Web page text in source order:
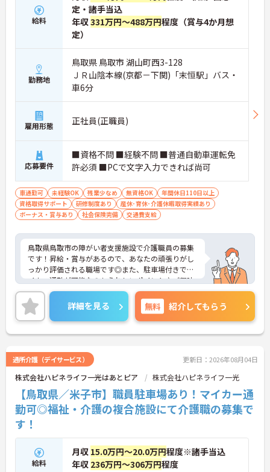
給料
定・諸手当込
年収331万円～488万円程度（賞与4か月想
定）
勤務地
鳥取県 鳥取市 湖山町西3-128
ＪＲ山陰本線(京都－下関)「末恒駅」バス・
車6分
雇用形態 正社員(正職員)
応募要件
■資格不問 ■経験不問 ■普通自動車運転免
許必須 ■PCで文字入力できれば尚可
車通勤可 未経験OK 残業少なめ 無資格OK
年間休日110日以上
資格取得サポート
研修制度あり
産休･育休･介護休暇取得実績あり
ボーナス・賞与あり
社会保険完備 交通費支給
鳥取県鳥取市の障がい者支援施設で介護職員の募集
です！昇給・賞与があるので、あなたの頑張りがし
っかり評価される職場です◎また、駐車場付きでマ
イカー通勤が可能なのもうれしいポイント♪ご興味
のある方は、面接ポイントをお伝えしますので、お
気軽にご連絡ください。
詳細を見る 無料 紹介してもらう
通所介護（デイサービス） 更新日：2026年08月04日
株式会社ハピネライフ一光はあとピア 株式会社ハピネライフ一光
【鳥取県／米子市】職員駐車場あり！マイカー通
勤可◎福祉・介護の複合施設にて介護職の募集で
す！
給料
月収 15.0万円～20.0万円程度※諸手当込
年収 236万円～306万円程度